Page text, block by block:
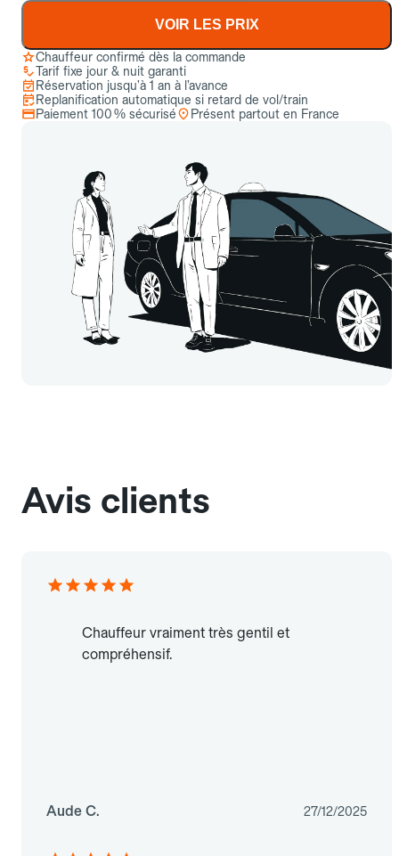
VOIR LES PRIX
Chauffeur confirmé dès la commande
Tarif fixe jour & nuit garanti
Réservation jusqu’à 1 an à l’avance
Replanification automatique si retard de vol/train
Paiement 100 % sécurisé
Présent partout en France
Avis clients
Chauffeur vraiment très gentil et
compréhensif.
Aude C. 27/12/2025